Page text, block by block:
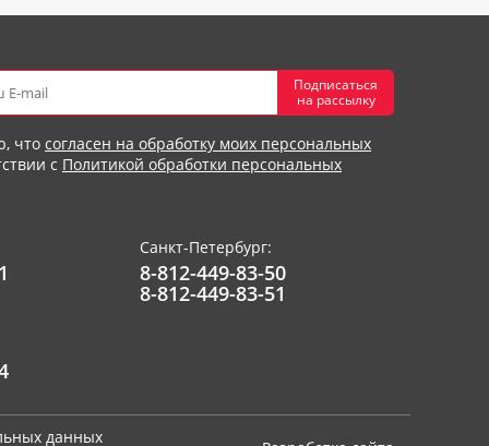
Подписаться
на рассылку
что согласен на обработку моих персональных
с Политикой обработки персональных
Санкт-Петербург:
8-812-449-83-50
8-812-449-83-51
данных